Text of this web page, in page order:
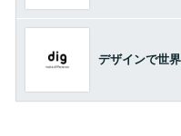
デザインで世